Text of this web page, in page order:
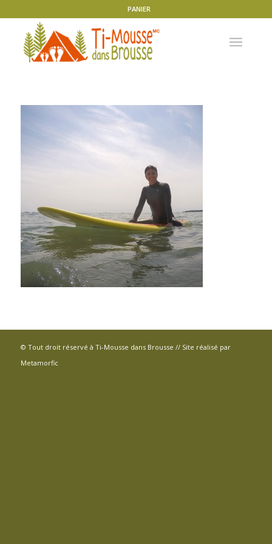
PANIER
© Tout droit réservé à Ti-Mousse dans Brousse // Site réalisé par
Metamorfic